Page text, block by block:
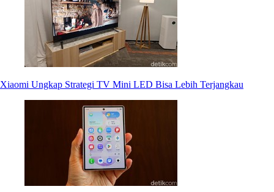
Xiaomi Ungkap Strategi TV Mini LED Bisa Lebih Terjangkau